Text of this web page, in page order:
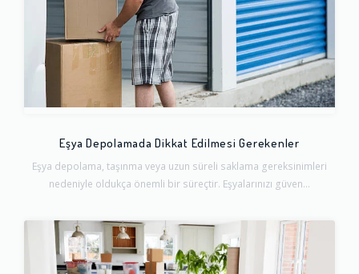
Eşya Depolamada Dikkat Edilmesi Gerekenler
Eşya depolama, taşınma veya uzun süreli saklama gereksinimleri
nedeniyle oldukça önemli bir süreçtir. Eşyalarınızı güven...